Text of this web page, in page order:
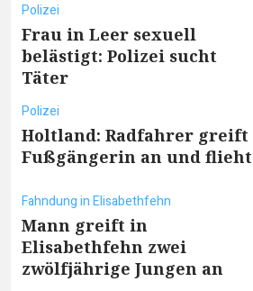
Polizei
Frau in Leer sexuell
belästigt: Polizei sucht
Täter
Polizei
Holtland: Radfahrer greift
Fußgängerin an und flieht
Fahndung in Elisabethfehn
Mann greift in
Elisabethfehn zwei
zwölfjährige Jungen an